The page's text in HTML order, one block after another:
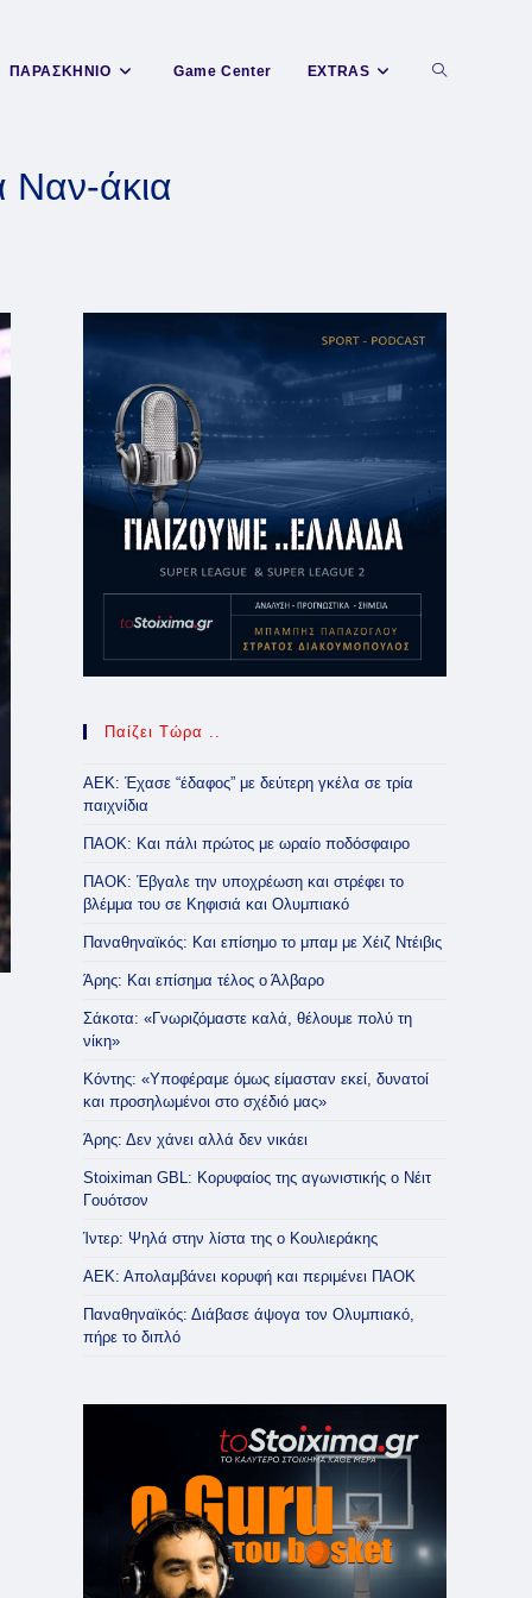
ΠΑΡΑΣΚΗΝΙΟ Game Center EXTRAS Toggle
Ναν-άκια
Παίζει Τώρα ..
ΑΕΚ: Έχασε “έδαφος” με δεύτερη γκέλα σε τρία
παιχνίδια
ΠΑΟΚ: Και πάλι πρώτος με ωραίο ποδόσφαιρο
ΠΑΟΚ: Έβγαλε την υποχρέωση και στρέφει το
βλέμμα του σε Κηφισιά και Ολυμπιακό
Παναθηναϊκός: Και επίσημο το μπαμ με Χέιζ Ντέιβις
Άρης: Και επίσημα τέλος ο Άλβαρο
Σάκοτα: «Γνωριζόμαστε καλά, θέλουμε πολύ τη
νίκη»
Κόντης: «Υποφέραμε όμως είμασταν εκεί, δυνατοί
και προσηλωμένοι στο σχέδιό μας»
Άρης: Δεν χάνει αλλά δεν νικάει
Stoiximan GBL: Κορυφαίος της αγωνιστικής ο Νέιτ
Γουότσον
Ίντερ: Ψηλά στην λίστα της ο Κουλιεράκης
ΑΕΚ: Απολαμβάνει κορυφή και περιμένει ΠΑΟΚ
Παναθηναϊκός: Διάβασε άψογα τον Ολυμπιακό,
πήρε το διπλό